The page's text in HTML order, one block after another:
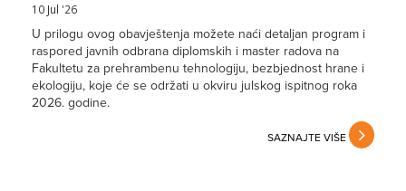
10 Jul '26
U prilogu ovog obavještenja možete naći detaljan program i
raspored javnih odbrana diplomskih i master radova na
Fakultetu za prehrambenu tehnologiju, bezbjednost hrane i
ekologiju, koje će se održati u okviru julskog ispitnog roka
2026. godine.
SAZNAJTE VIŠE